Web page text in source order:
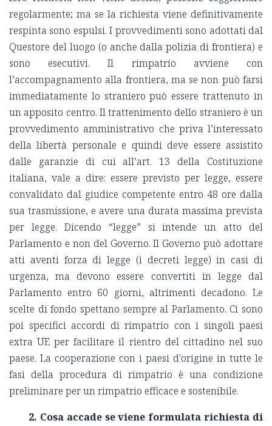
regolarmente; ma se la richiesta viene definitivamente
respinta sono espulsi. I provvedimenti sono adottati dal
Questore del luogo (o anche dalla polizia di frontiera) e
sono esecutivi. Il rimpatrio avviene con
l’accompagnamento alla frontiera, ma se non può farsi
immediatamente lo straniero può essere trattenuto in
un apposito centro. Il trattenimento dello straniero è un
provvedimento amministrativo che priva l’interessato
della libertà personale e quindi deve essere assistito
dalle garanzie di cui all’art. 13 della Costituzione
italiana, vale a dire: essere previsto per legge, essere
convalidato dal giudice competente entro 48 ore dalla
sua trasmissione, e avere una durata massima prevista
per legge. Dicendo “legge” si intende un atto del
Parlamento e non del Governo. Il Governo può adottare
atti aventi forza di legge (i decreti legge) in casi di
urgenza, ma devono essere convertiti in legge dal
Parlamento entro 60 giorni, altrimenti decadono. Le
scelte di fondo spettano sempre al Parlamento. Ci sono
poi specifici accordi di rimpatrio con i singoli paesi
extra UE per facilitare il rientro del cittadino nel suo
paese. La cooperazione con i paesi d'origine in tutte le
fasi della procedura di rimpatrio è una condizione
preliminare per un rimpatrio efficace e sostenibile.
2. Cosa accade se viene formulata richiesta di